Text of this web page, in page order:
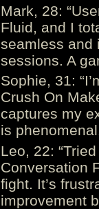
Mark, 28:
Fluid, and I
seamless and
sessions. A
Sophie, 31:
Crush On
captures my
is
Leo, 22:
Conversation
fight. It’s
improvement